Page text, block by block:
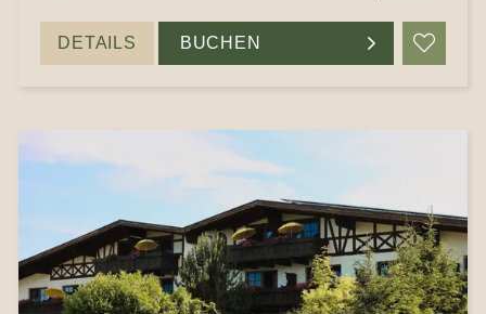
DETAILS BUCHEN